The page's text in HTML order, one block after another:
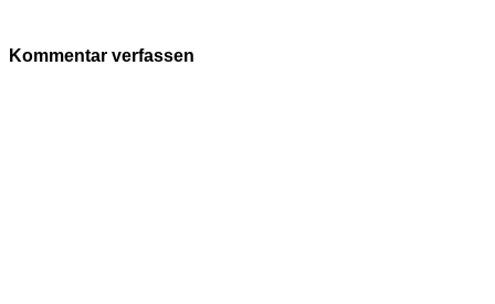
Kommentar verfassen